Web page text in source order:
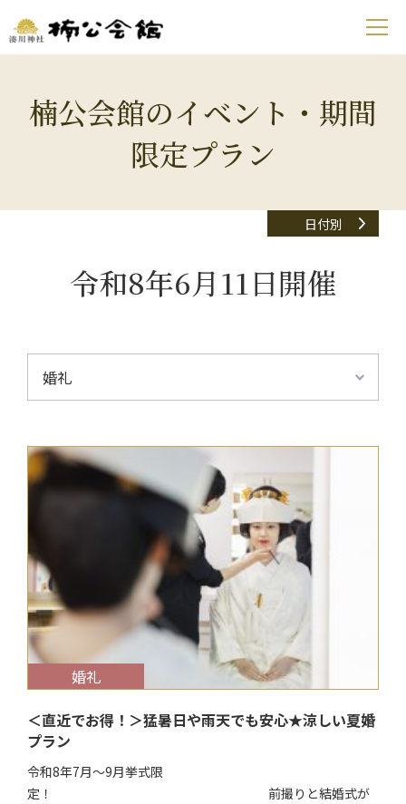
楠公会館のイベント・期間
限定プラン
日付別
令和8年6月11日開催
$target_date
婚礼
＜直近でお得！＞猛暑日や雨天でも安心★涼しい夏婚
プラン
令和8年7月～9月挙式限
定！ 前撮りと結婚式が